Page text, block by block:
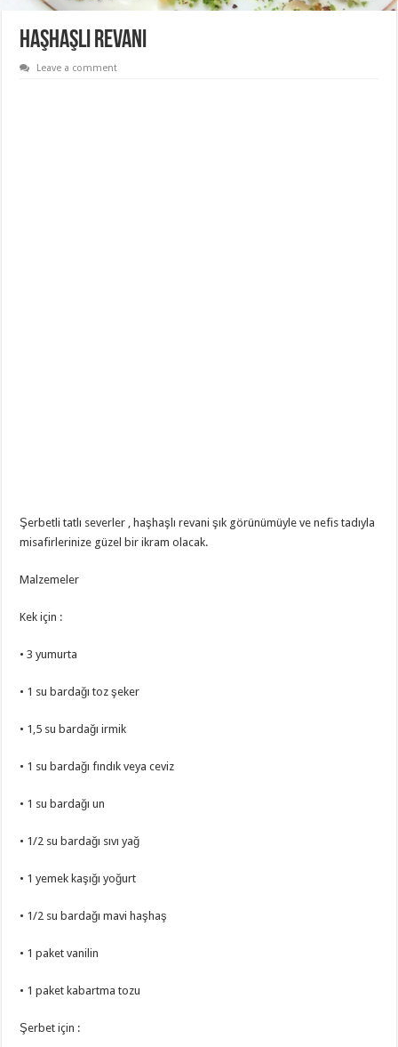
Haşhaşlı Revani
Leave a comment
Şerbetli tatlı severler , haşhaşlı revani şık görünümüyle ve nefis tadıyla
misafirlerinize güzel bir ikram olacak.
Malzemeler
Kek için :
• 3 yumurta
• 1 su bardağı toz şeker
• 1,5 su bardağı irmik
• 1 su bardağı fındık veya ceviz
• 1 su bardağı un
• 1/2 su bardağı sıvı yağ
• 1 yemek kaşığı yoğurt
• 1/2 su bardağı mavi haşhaş
• 1 paket vanilin
• 1 paket kabartma tozu
Şerbet için :